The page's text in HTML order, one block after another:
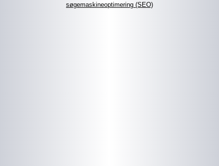
søgemaskineoptimering (SEO)